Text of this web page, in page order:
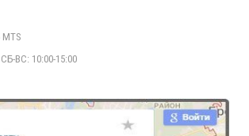
MTS
ВС: 10:00-15:00